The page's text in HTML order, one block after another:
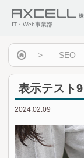
IT・Web事業部
SEO
表示テスト9
2024.02.09